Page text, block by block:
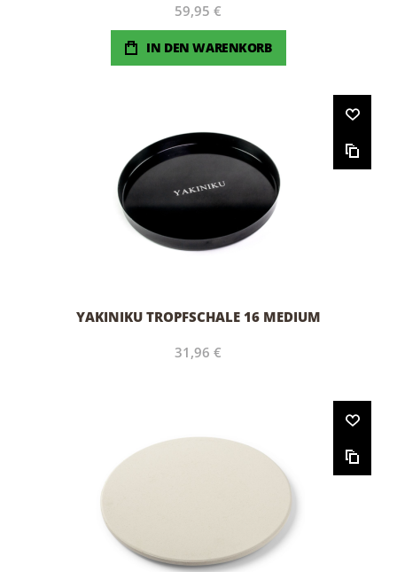
59,95 €
IN DEN WARENKORB
YAKINIKU TROPFSCHALE 16 MEDIUM
31,96 €